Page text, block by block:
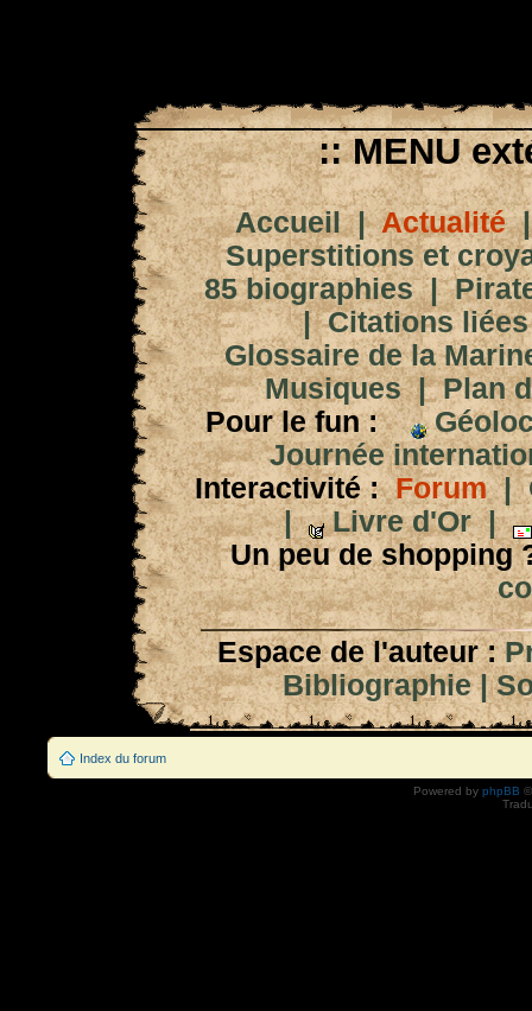
:: MENU
Accueil|Actualité
Superstitions et
85 biographies|
|Citations
Glossaire de la
Musiques|Plan
Pour le fun :
Journée
Interactivité : Forum|
|
Livre d'Or|
Un peu de shopping
Espace de l'auteur :
Bibliographie|
Index du forum
Powered by phpBB